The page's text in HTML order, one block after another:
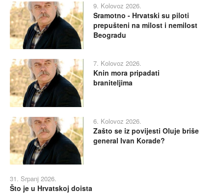
9. Kolovoz 2026.
Sramotno - Hrvatski su piloti
prepušteni na milost i nemilost
Beogradu
7. Kolovoz 2026.
Knin mora pripadati
braniteljima
6. Kolovoz 2026.
Zašto se iz povijesti Oluje briše
general Ivan Korade?
31. Srpanj 2026.
Što je u Hrvatskoj doista